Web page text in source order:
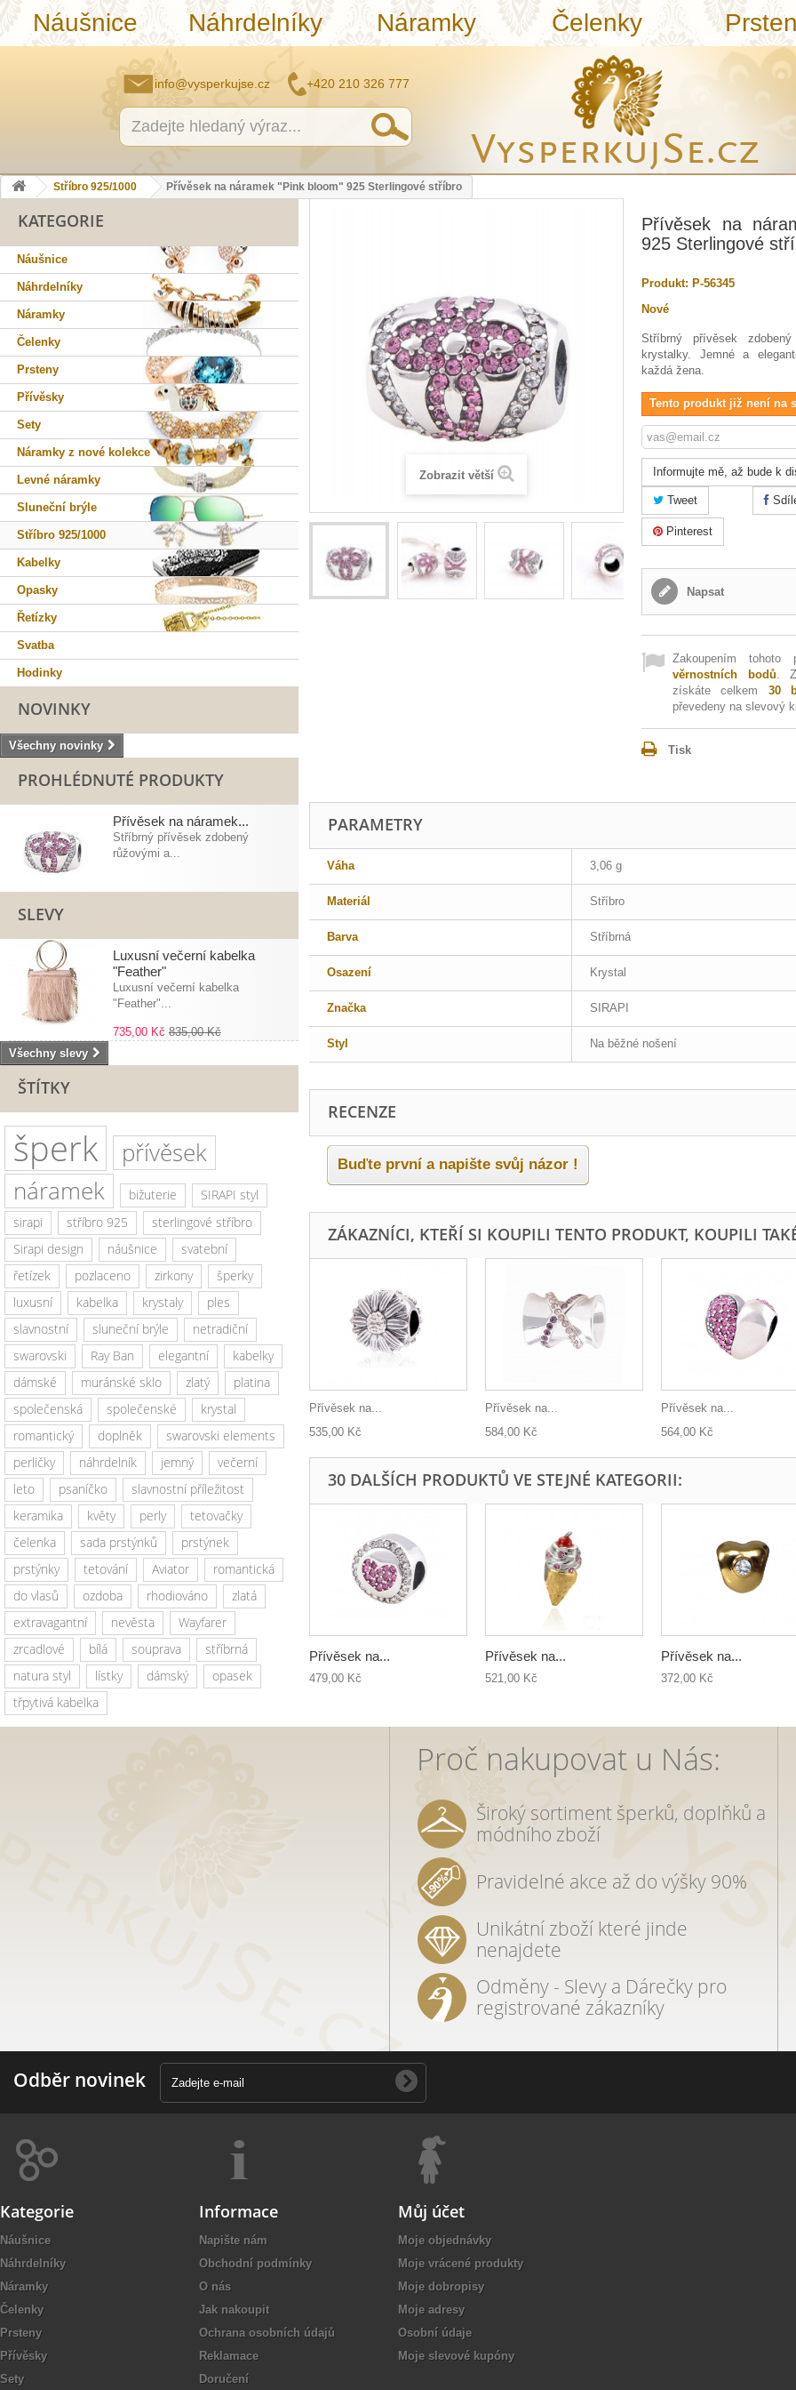
Náušnice Náhrdelníky Náramky Čelenky
info@vysperkujse.cz +420 210 326 777
Stříbro 925/1000 Přívěsek na náramek "Pink bloom" 925 Sterlingové stříbro
KATEGORIE
Náušnice
Náhrdelníky
Náramky
Čelenky
Prsteny
Přívěsky
Sety
Náramky z nové kolekce
Levné náramky
Sluneční brýle
Stříbro 925/1000
Kabelky
Opasky
Řetízky
Svatba
Hodinky
NOVINKY
Všechny novinky
PROHLÉDNUTÉ PRODUKTY
Přívěsek na náramek...
Stříbrný přívěsek zdobený
růžovými a...
SLEVY
Luxusní večerní kabelka
"Feather"
Luxusní večerní kabelka
"Feather"...
735,00 Kč 835,00 Kč
Všechny slevy
ŠTÍTKY
šperk
přívěsek
náramek
bižuterie
SIRAPI styl
sirapi
stříbro 925
sterlingové stříbro
Sirapi design
náušnice
svatební
řetízek
pozlaceno zirkony
šperky
luxusní
kabelka krystaly
ples
slavnostní
sluneční brýle
netradiční
swarovski
Ray Ban elegantní
kabelky
dámské
muránské sklo zlatý
platina
společenská
společenské
krystal
romantický
doplněk
swarovski elements
perličky
náhrdelník jemný
večerní
leto
psaníčko
slavnostní příležitost
keramika
květy perly
tetovačky
čelenka
sada prstýnků
prstýnek
prstýnky
tetování Aviator
romantická
do vlasů
ozdoba rhodiováno
zlatá
extravagantní
nevěsta
Wayfarer
zrcadlové
bílá souprava
stříbrná
natura styl
lístky dámský
opasek
třpytivá kabelka
Zobrazit větší
Přívěsek na
925 Sterlingové
Produkt: P-56345
Nové
Stříbrný přívěsek
krystalky. Jemné a
každá žena.
Tento produkt již není na
Informujte mě, až bude k
Tweet
Pinterest
Napsat
Zakoupením
věrnostních bodů.
získáte celkem 30
převedeny na slevový
Tisk
PARAMETRY
Váha 3,06 g
Materiál Stříbro
Barva Stříbrná
Osazení Krystal
Značka SIRAPI
Styl Na běžné nošení
RECENZE
Buďte první a napište svůj názor !
ZÁKAZNÍCI, KTEŘÍ SI KOUPILI TENTO PRODUKT, KOUPILI
Přívěsek na...
535,00 Kč
Přívěsek na...
584,00 Kč
Přívěsek na...
564,00 Kč
30 DALŠÍCH PRODUKTŮ VE STEJNÉ KATEGORII:
Přívěsek na...
479,00 Kč
Přívěsek na...
521,00 Kč
Přívěsek na...
372,00 Kč
Proč nakupovat u Nás:
Široký sortiment šperků, doplňků a
módního zboží
Pravidelné akce až do výšky 90%
Unikátní zboží které jinde
nenajdete
Odměny - Slevy a Dárečky pro
registrované zákazníky
Odběr novinek
Kategorie
Náušnice
Náhrdelníky
Náramky
Čelenky
Prsteny
Přívěsky
Sety
Informace
Napište nám
Obchodní podmínky
O nás
Jak nakoupit
Ochrana osobních údajů
Reklamace
Doručení
Můj účet
Moje objednávky
Moje vrácené produkty
Moje dobropisy
Moje adresy
Osobní údaje
Moje slevové kupóny